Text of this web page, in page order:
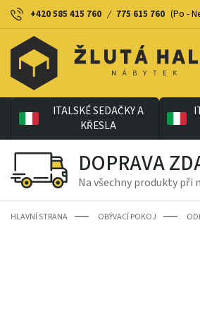
+420 585 415 760 / 775 615 760 (Po -
ITALSKÉ SEDAČKY A
KŘESLA
DOPRAVA
Na všechny produkty při
HLAVNÍ STRANA OBÝVACÍ POKOJ